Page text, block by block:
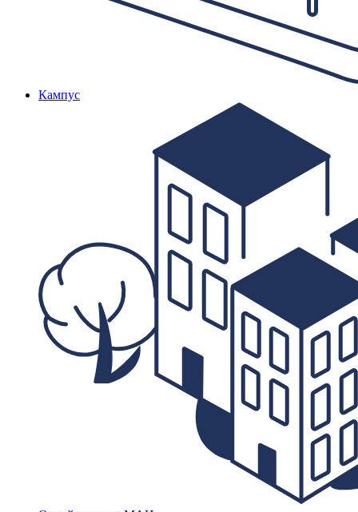
Кампус